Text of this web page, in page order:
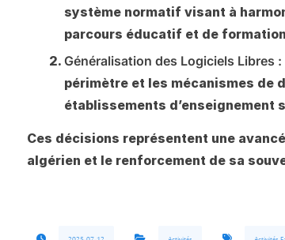
système normatif visant à
parcours éducatif et de
Généralisation des Logiciels Libres :
périmètre et les mécanismes de
établissements
Ces décisions représentent une
algérien et le renforcement de sa